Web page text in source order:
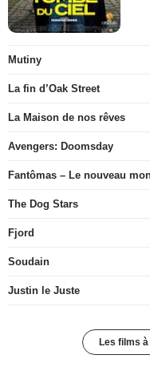
Mutiny
La fin d’Oak Street
La Maison de nos rêves
Avengers: Doomsday
Fantômas – Le nouveau
The Dog Stars
Fjord
Soudain
Justin le Juste
Les films